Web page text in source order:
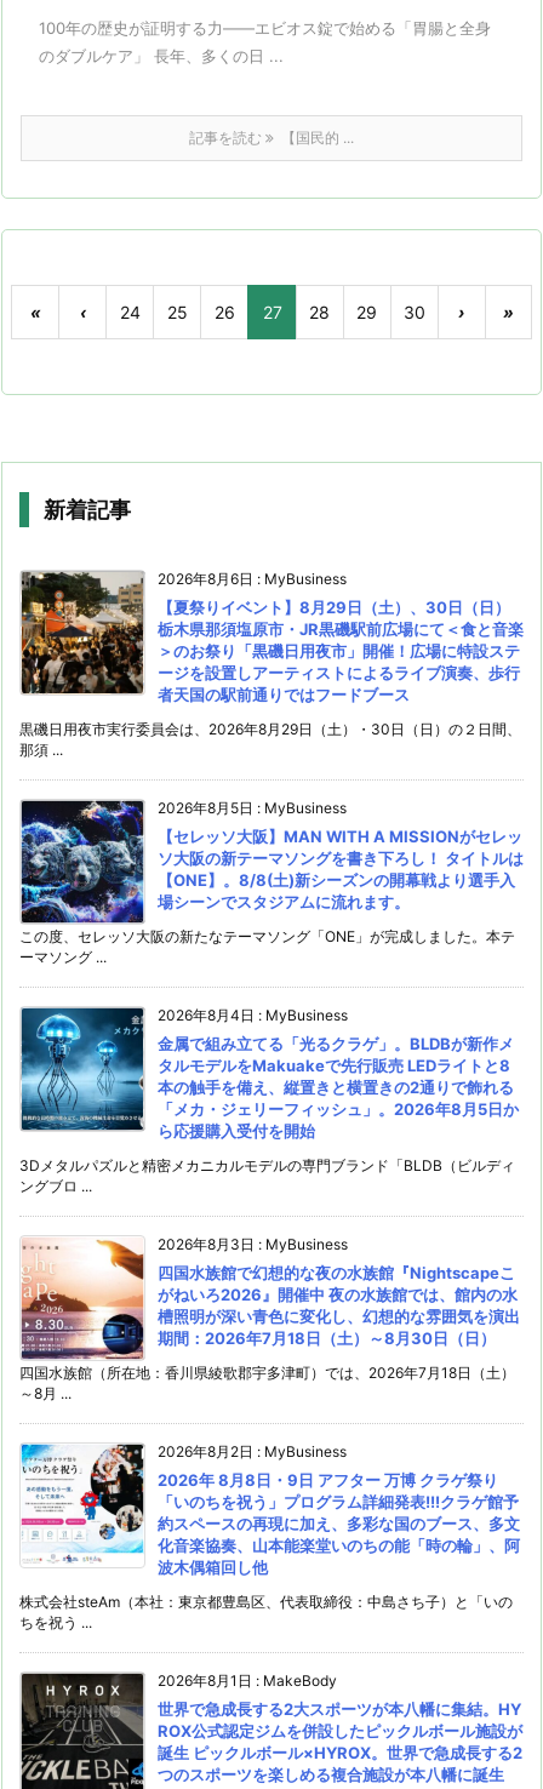
100年の歴史が証明する力――エビオス錠で始める「胃腸と全身
のダブルケア」 長年、多くの日 ...
記事を読む 【国民的 ...
« ‹ 24 25 26 27 28 29 30 › »
新着記事
2026年8月6日 : MyBusiness
【夏祭りイベント】8月29日（土）、30日（日）
栃木県那須塩原市・JR黒磯駅前広場にて＜食と音楽
＞のお祭り「黒磯日用夜市」開催！広場に特設ステ
ージを設置しアーティストによるライブ演奏、歩行
者天国の駅前通りではフードブース
黒磯日用夜市実行委員会は、2026年8月29日（土）・30日（日）の２日間、
那須 ...
2026年8月5日 : MyBusiness
【セレッソ大阪】MAN WITH A MISSIONがセレッ
ソ大阪の新テーマソングを書き下ろし！ タイトルは
【ONE】。8/8(土)新シーズンの開幕戦より選手入
場シーンでスタジアムに流れます。
この度、セレッソ大阪の新たなテーマソング「ONE」が完成しました。本テ
ーマソング ...
2026年8月4日 : MyBusiness
金属で組み立てる「光るクラゲ」。BLDBが新作メ
タルモデルをMakuakeで先行販売 LEDライトと8
本の触手を備え、縦置きと横置きの2通りで飾れる
「メカ・ジェリーフィッシュ」。2026年8月5日か
ら応援購入受付を開始
3Dメタルパズルと精密メカニカルモデルの専門ブランド「BLDB（ビルディ
ングブロ ...
2026年8月3日 : MyBusiness
四国水族館で幻想的な夜の水族館『Nightscapeこ
がねいろ2026』開催中 夜の水族館では、館内の水
槽照明が深い青色に変化し、幻想的な雰囲気を演出
期間：2026年7月18日（土）～8月30日（日）
四国水族館（所在地：香川県綾歌郡宇多津町）では、2026年7月18日（土）
～8月 ...
2026年8月2日 : MyBusiness
2026年 8月8日・9日 アフター 万博 クラゲ祭り
「いのちを祝う」プログラム詳細発表!!!クラゲ館予
約スペースの再現に加え、多彩な国のブース、多文
化音楽協奏、山本能楽堂いのちの能「時の輪」、阿
波木偶箱回し他
株式会社steAm（本社：東京都豊島区、代表取締役：中島さち子）と「いの
ちを祝う ...
2026年8月1日 : MakeBody
世界で急成長する2大スポーツが本八幡に集結。HY
ROX公式認定ジムを併設したピックルボール施設が
誕生 ピックルボール×HYROX。世界で急成長する2
つのスポーツを楽しめる複合施設が本八幡に誕生